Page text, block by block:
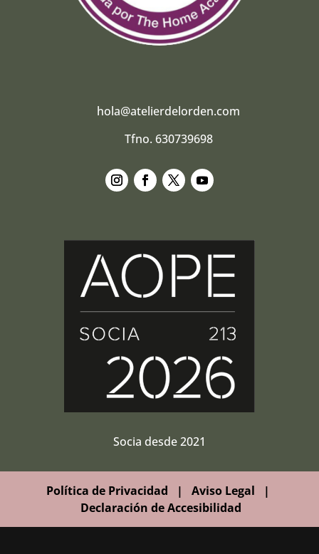
hola@atelierdelorden.com
Tfno. 630739698
Socia desde 2021
Política de Privacidad | Aviso Legal |
Declaración de Accesibilidad